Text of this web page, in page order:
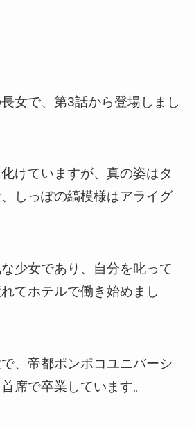
女で、第3話から登場しまし
けていますが、真の姿はタ
しっぽの縞模様はアライグ
少女であり、自分を叱って
てホテルで働き始めまし
、帝都ポンポコユニバーシ
席で卒業しています。